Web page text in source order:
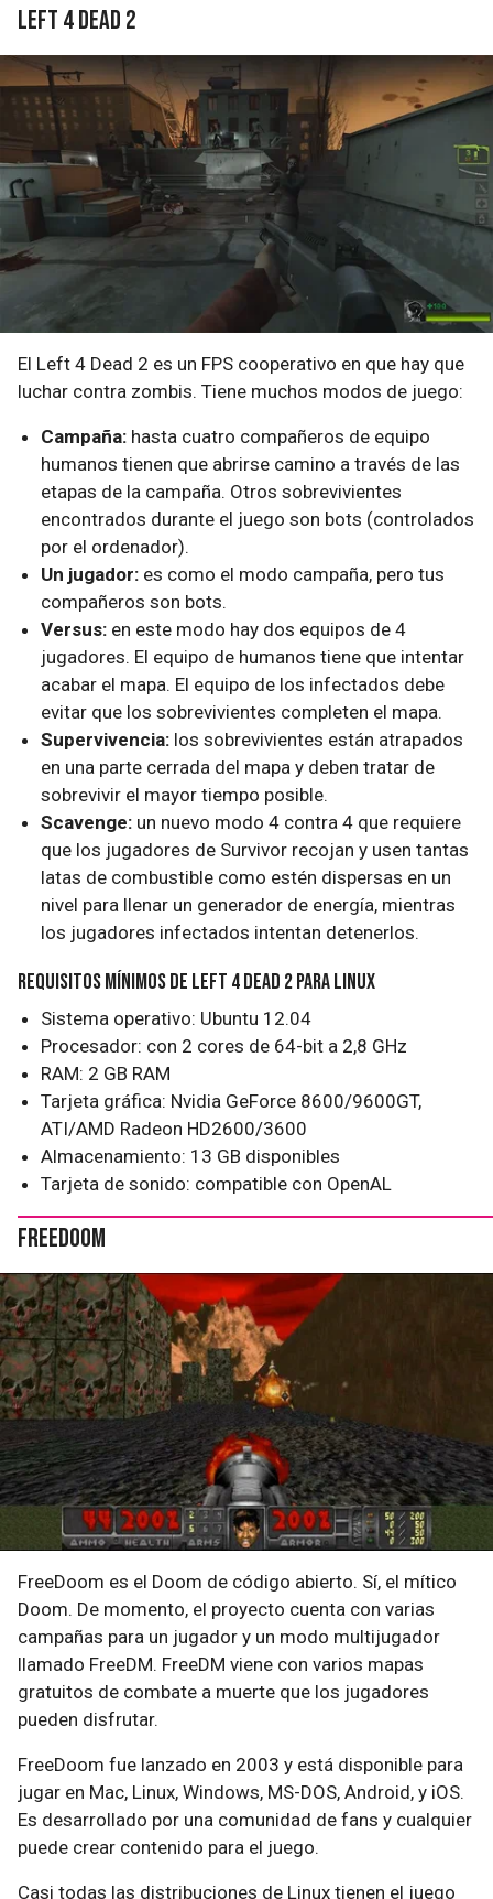
Left 4 Dead 2
El Left 4 Dead 2 es un FPS cooperativo en que hay que
luchar contra zombis. Tiene muchos modos de juego:
Campaña: hasta cuatro compañeros de equipo
humanos tienen que abrirse camino a través de las
etapas de la campaña. Otros sobrevivientes
encontrados durante el juego son bots (controlados
por el ordenador).
Un jugador: es como el modo campaña, pero tus
compañeros son bots.
Versus: en este modo hay dos equipos de 4
jugadores. El equipo de humanos tiene que intentar
acabar el mapa. El equipo de los infectados debe
evitar que los sobrevivientes completen el mapa.
Supervivencia: los sobrevivientes están atrapados
en una parte cerrada del mapa y deben tratar de
sobrevivir el mayor tiempo posible.
Scavenge: un nuevo modo 4 contra 4 que requiere
que los jugadores de Survivor recojan y usen tantas
latas de combustible como estén dispersas en un
nivel para llenar un generador de energía, mientras
los jugadores infectados intentan detenerlos.
Requisitos mínimos de Left 4 Dead 2 para Linux
Sistema operativo: Ubuntu 12.04
Procesador: con 2 cores de 64-bit a 2,8 GHz
RAM: 2 GB RAM
Tarjeta gráfica: Nvidia GeForce 8600/9600GT,
ATI/AMD Radeon HD2600/3600
Almacenamiento: 13 GB disponibles
Tarjeta de sonido: compatible con OpenAL
FreeDoom
FreeDoom es el Doom de código abierto. Sí, el mítico
Doom. De momento, el proyecto cuenta con varias
campañas para un jugador y un modo multijugador
llamado FreeDM. FreeDM viene con varios mapas
gratuitos de combate a muerte que los jugadores
pueden disfrutar.
FreeDoom fue lanzado en 2003 y está disponible para
jugar en Mac, Linux, Windows, MS-DOS, Android, y iOS.
Es desarrollado por una comunidad de fans y cualquier
puede crear contenido para el juego.
Casi todas las distribuciones de Linux tienen el juego